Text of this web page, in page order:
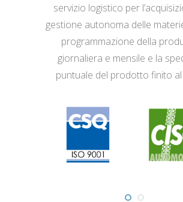
servizio logistico per
gestione autonoma delle
programmazione della
giornaliera e mensile e la
puntuale del prodotto finito al